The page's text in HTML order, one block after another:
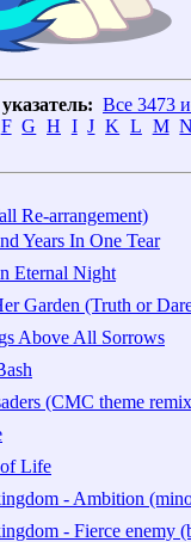
Все 3473
F G H I J K L M N
Re-arrangement)
Years In One Tear
Eternal Night
Garden (Truth or
Above All Sorrows
(CMC theme
Life
- Ambition
- Fierce enemy